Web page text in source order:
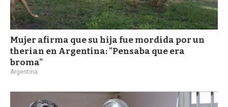
Mujer afirma que su hija fue mordida por un
therian en Argentina: "Pensaba que era
broma"
Argentina